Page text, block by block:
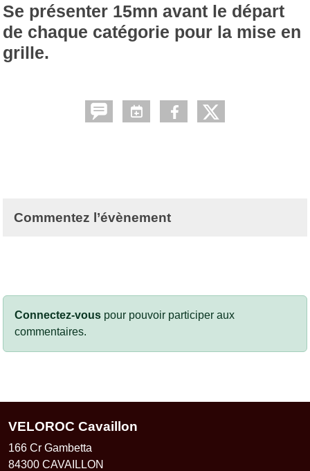
Se présenter 15mn avant le départ
de chaque catégorie pour la mise en
grille.
Commentez l’évènement
Connectez-vous pour pouvoir participer aux
commentaires.
VELOROC Cavaillon
166 Cr Gambetta
84300 CAVAILLON